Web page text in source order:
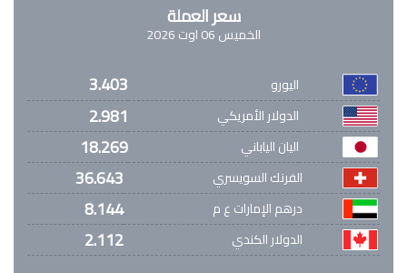
سعر العملة
الخميس 06 اوت 2026
اليورو 3.403
الدولار الأمريكي 2.981
اليان الياباني 18.269
الفرنك السويسري 36.643
درهم الإمارات ع م 8.144
الدولار الكندي 2.112